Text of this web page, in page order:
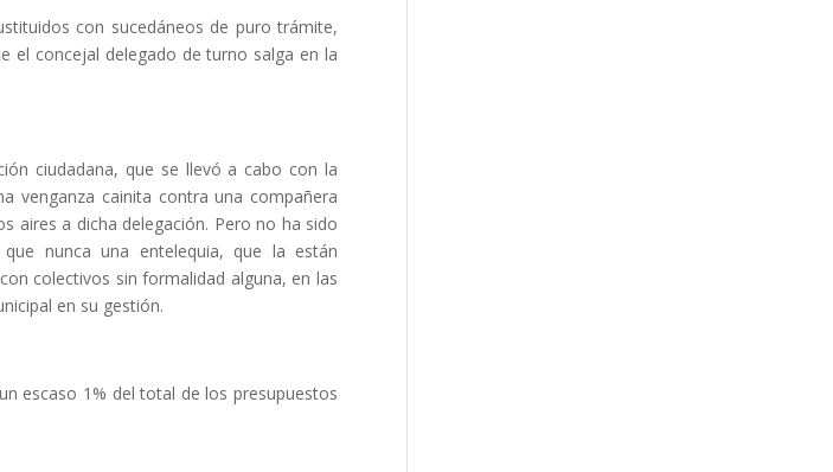
con sucedáneos de puro trámite,
el concejal delegado de turno salga en la
ciudadana, que se llevó a cabo con la
venganza cainita contra una compañera
aires a dicha delegación. Pero no ha sido
nunca una entelequia, que la están
colectivos sin formalidad alguna, en las
en su gestión.
escaso 1% del total de los presupuestos